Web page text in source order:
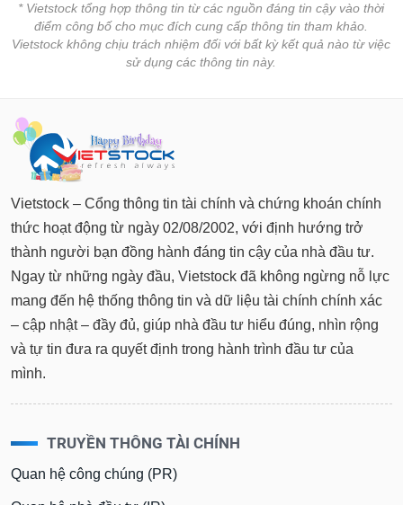
* Vietstock tổng hợp thông tin từ các nguồn đáng tin cậy vào thời
điểm công bố cho mục đích cung cấp thông tin tham khảo.
Vietstock không chịu trách nhiệm đối với bất kỳ kết quả nào từ việc
sử dụng các thông tin này.
Vietstock – Cổng thông tin tài chính và chứng khoán chính
thức hoạt động từ ngày 02/08/2002, với định hướng trở
thành người bạn đồng hành đáng tin cậy của nhà đầu tư.
Ngay từ những ngày đầu, Vietstock đã không ngừng nỗ lực
mang đến hệ thống thông tin và dữ liệu tài chính chính xác
– cập nhật – đầy đủ, giúp nhà đầu tư hiểu đúng, nhìn rộng
và tự tin đưa ra quyết định trong hành trình đầu tư của
mình.
TRUYỀN THÔNG TÀI CHÍNH
Quan hệ công chúng (PR)